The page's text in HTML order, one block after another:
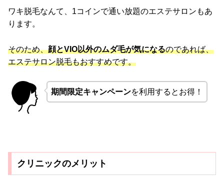
ワキ脱毛なんて、1コインで通い放題のエステサロンもあ
ります。
そのため、顔とVIO以外のムダ毛が気になるのであれば、
エステサロン脱毛もおすすめです。
期間限定キャンペーンを利用するとお得！
クリニックのメリット